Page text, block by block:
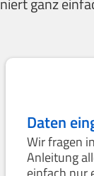
Daten
Wir fragen
Anleitung